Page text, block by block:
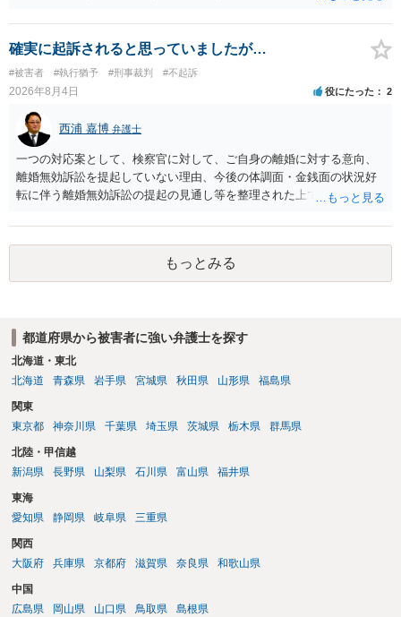
告訴状を作って証拠をそろえて出すことでしょう。
確実に起訴されると思っていましたが…
#被害者 #執行猶予 #刑事裁判 #不起訴
2026年8月4日 役にたった 2
西浦 嘉博 弁護士
一つの対応案として、検察官に対して、ご自身の離婚に対する意向、
離婚無効訴訟を提起していない理由、今後の体調面・金銭面の状況好
転に伴う離婚無効訴訟の提起の見通し等を整理された上で、書面とし
検察官の処分判断の際、相談者さんの意向を示す証拠の一つとして位
置づけられる様に思われます。 より詳細についてお聞きになりたい場
合、最寄りの法律事務所での相談を検討ください
もっとみる
都道府県から被害者に強い弁護士を探す
北海道・東北
北海道
青森県 岩手県 宮城県 秋田県 山形県 福島県
関東
東京都
神奈川県 千葉県 埼玉県 茨城県 栃木県 群馬県
北陸・甲信越
新潟県
長野県 山梨県 石川県 富山県 福井県
東海
愛知県
静岡県 岐阜県 三重県
関西
大阪府
兵庫県 京都府 滋賀県 奈良県 和歌山県
中国
広島県
岡山県 山口県 鳥取県 島根県